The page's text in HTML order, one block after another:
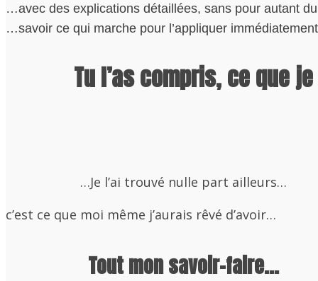
…avec des explications détaillées, sans pour autant
…savoir ce qui marche pour l’appliquer
Tu l’as compris, ce que
…Je l’ai trouvé nulle part ailleurs…
c’est ce que moi même j’aurais rêvé d’avoir…
Tout mon savoir-faire…